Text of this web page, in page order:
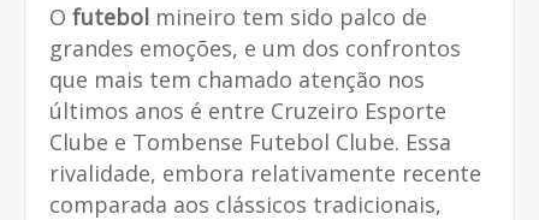
O futebol mineiro tem sido palco de
grandes emoções, e um dos confrontos
que mais tem chamado atenção nos
últimos anos é entre Cruzeiro Esporte
Clube e Tombense Futebol Clube. Essa
rivalidade, embora relativamente recente
comparada aos clássicos tradicionais,